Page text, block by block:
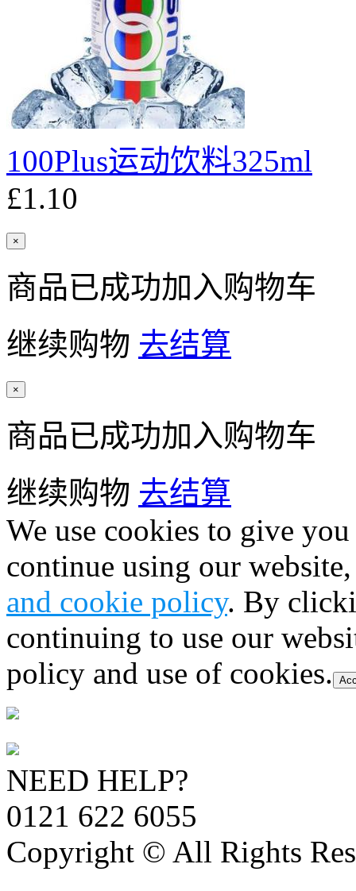
100Plus运动饮料325ml
£1.10
×
商品已成功加入购物车
继续购物 去结算
×
商品已成功加入购物车
继续购物 去结算
We use cookies to give
continue using our
and cookie policy. By
continuing to use our
policy and use of cookies.
NEED HELP?
0121 622 6055
Copyright © All Rights